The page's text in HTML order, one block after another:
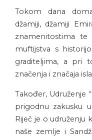
Tokom dana
džamiji, džamiji
znamenitostima te
muftijstva s
graditeljima, a pri
značenja i značaja
Također, Udruženje
prigodnu zakusku
Riječ je o udruženju
naše zemlje i